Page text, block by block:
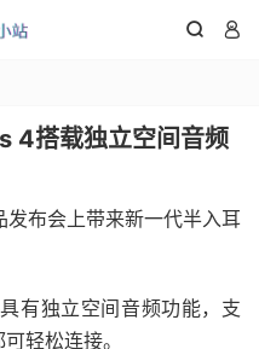
 
4搭载独立空间音频
发布会上带来新一代半入耳
有独立空间音频功能，支
轻松连接。